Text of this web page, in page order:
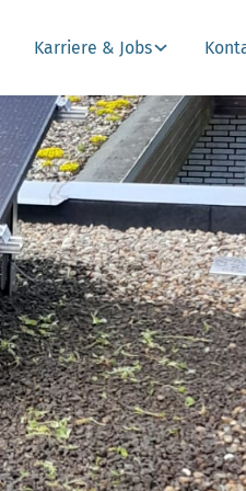
Karriere & Jobs